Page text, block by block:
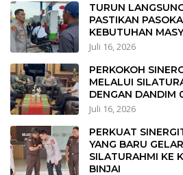
TURUN
PASTIKAN
KEBUTUHAN
Juli 16, 2026
PERKOKOH
MELALUI
DENGAN DANDIM
Juli 16, 2026
PERKUAT
YANG BARU
SILATURAHMI KE
BINJAI